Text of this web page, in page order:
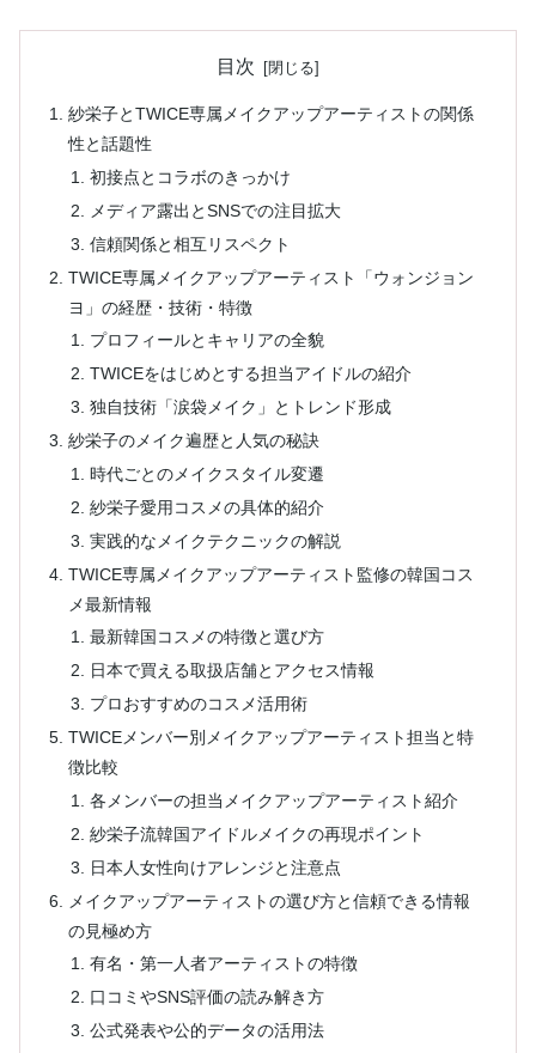
目次
紗栄子とTWICE専属メイクアップアーティストの関係
性と話題性
初接点とコラボのきっかけ
メディア露出とSNSでの注目拡大
信頼関係と相互リスペクト
TWICE専属メイクアップアーティスト「ウォンジョン
ヨ」の経歴・技術・特徴
プロフィールとキャリアの全貌
TWICEをはじめとする担当アイドルの紹介
独自技術「涙袋メイク」とトレンド形成
紗栄子のメイク遍歴と人気の秘訣
時代ごとのメイクスタイル変遷
紗栄子愛用コスメの具体的紹介
実践的なメイクテクニックの解説
TWICE専属メイクアップアーティスト監修の韓国コス
メ最新情報
最新韓国コスメの特徴と選び方
日本で買える取扱店舗とアクセス情報
プロおすすめのコスメ活用術
TWICEメンバー別メイクアップアーティスト担当と特
徴比較
各メンバーの担当メイクアップアーティスト紹介
紗栄子流韓国アイドルメイクの再現ポイント
日本人女性向けアレンジと注意点
メイクアップアーティストの選び方と信頼できる情報
の見極め方
有名・第一人者アーティストの特徴
口コミやSNS評価の読み解き方
公式発表や公的データの活用法